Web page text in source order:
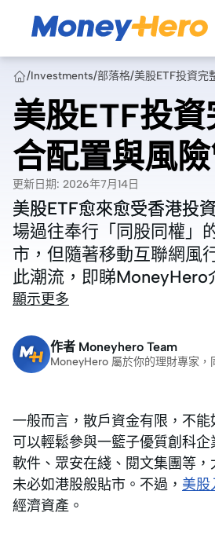
/Investments/部落格/美股ETF投資完
美股ETF投
合配置與風
更新日期: 2026年7月14日
美股ETF愈來愈受香港投
場過往奉行「同股同權」
市，但隨著移動互聯網風
此潮流，即睇MoneyHero
美股ETF愈來愈受香港投
場過往奉行「同股同權」
市，但隨著移動互聯網風
此潮流，即睇MoneyHero
顯示更多
作者 Moneyhero Team
MoneyHero 屬於你的理財專家
一般而言，散戶資金有限，不
可以輕鬆參與一籃子優質創科
軟件、眾安在綫、閱文集團等
未必如港股般貼市。不過， 美股
經濟資產。